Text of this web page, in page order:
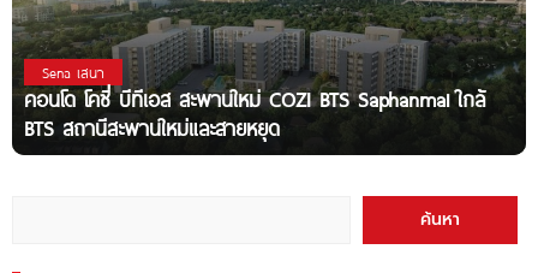
Sena เสนา
คอนโด โคซี่ บีทีเอส สะพานใหม่ COZI BTS Saphanmai ใกล้
BTS สถานีสะพานใหม่และสายหยุด
ค้นหา